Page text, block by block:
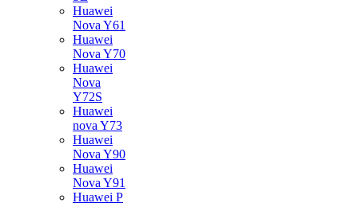
Huawei
Nova Y61
Huawei
Nova Y70
Huawei
Nova
Y72S
Huawei
nova Y73
Huawei
Nova Y90
Huawei
Nova Y91
Huawei P